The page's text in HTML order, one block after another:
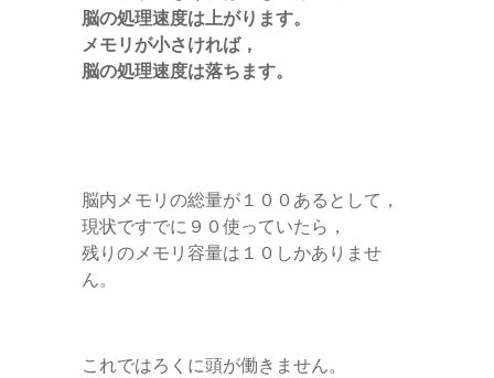
脳の処理速度は上がります。
メモリが小さければ，
脳の処理速度は落ちます。
脳内メモリの総量が１００あるとして，
現状ですでに９０使っていたら，
残りのメモリ容量は１０しかありませ
ん。
これではろくに頭が働きません。